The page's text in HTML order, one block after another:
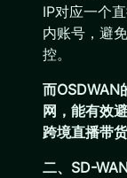
IP对应一个
内账号，避
控。
而OSDWAN
网，能有效
跨境直播带
二、SD-